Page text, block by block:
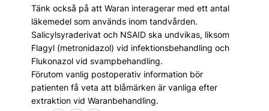
Tänk också på att Waran interagerar med ett antal
läkemedel som används inom tandvården.
Salicylsyraderivat och NSAID ska undvikas, liksom
Flagyl (metronidazol) vid infektionsbehandling och
Flukonazol vid svampbehandling.
Förutom vanlig postoperativ information bör
patienten få veta att blåmärken är vanliga efter
extraktion vid Waranbehandling.